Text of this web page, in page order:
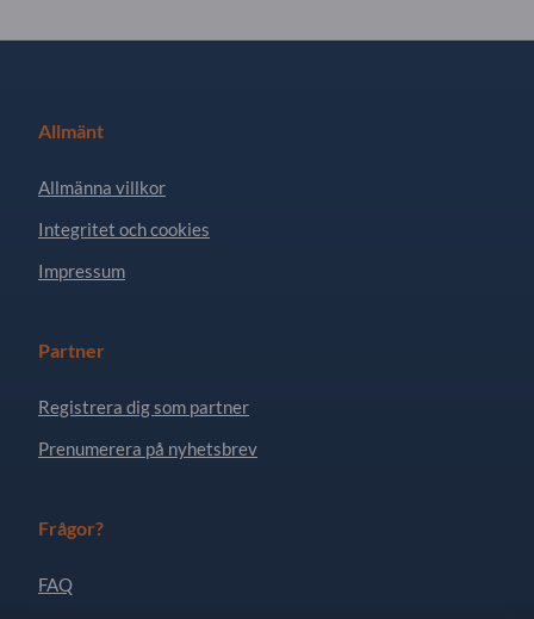
Allmänt
Allmänna villkor
Integritet och cookies
Impressum
Partner
Registrera dig som partner
Prenumerera på nyhetsbrev
Frågor?
FAQ